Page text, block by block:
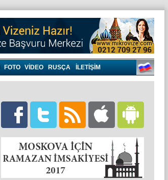
FOTO VIDEO RUSÇA İLETİŞİM